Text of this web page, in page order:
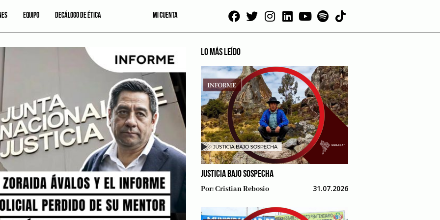
EQUIPO DECÁLOGO DE ÉTICA MI CUENTA
LO MÁS LEÍDO
JUSTICIA BAJO SOSPECHA
Por:Cristian Rebosio 31.07.2026